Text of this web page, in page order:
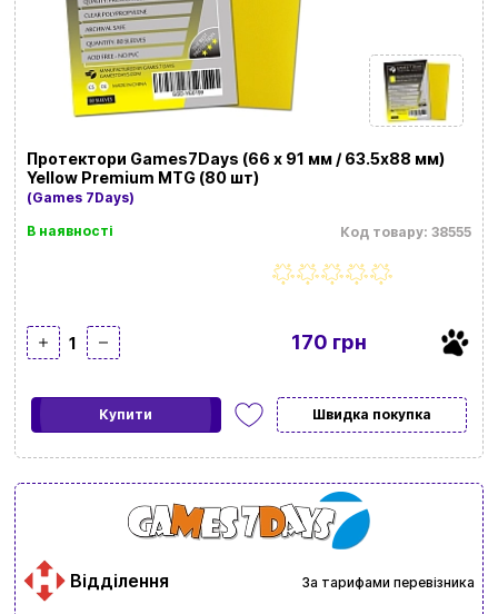
Протектори Games7Days (66 х 91 мм / 63.5x88 мм)
Yellow Premium MTG (80 шт)
(Games 7Days)
Код товару: 38555
В наявності
170 грн
1
Купити Швидка покупка
Відділення За тарифами перевізника